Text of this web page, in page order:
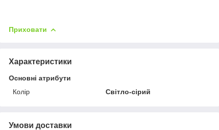
Приховати
Характеристики
Основні атрибути
Колір
Світло-сірий
Умови доставки